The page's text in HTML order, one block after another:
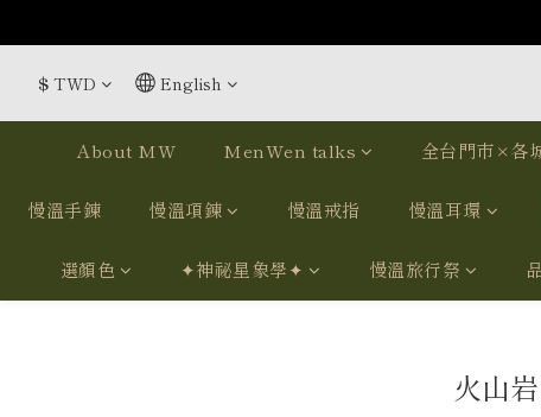
$ TWD English
About MW MenWen talks 全台門市×各
慢溫手鍊 慢溫項鍊 慢溫戒指 慢溫耳環
選顏色 ✦神祕星象學✦ 慢溫旅行祭
火山